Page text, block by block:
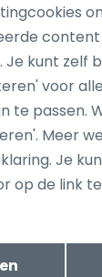
kunt zelf
voor
te passen.
Meer
Je
op de link